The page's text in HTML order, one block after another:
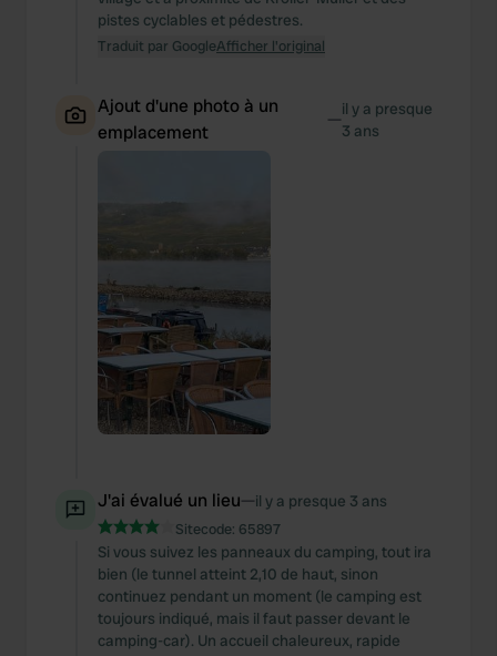
pistes cyclables et pédestres.
Traduit par GoogleAfficher l'original
Ajout d'une photo à un
emplacement
—il y a presque
3 ans
J'ai évalué un lieu—il y a presque 3 ans
Sitecode: 65897
Si vous suivez les panneaux du camping, tout ira
bien (le tunnel atteint 2,10 de haut, sinon
continuez pendant un moment (le camping est
toujours indiqué, mais il faut passer devant le
camping-car). Un accueil chaleureux, rapide